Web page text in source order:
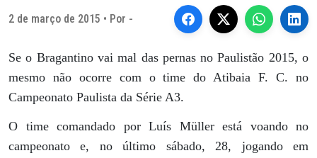
2 de março de 2015 • Por -
Se o Bragantino vai mal das pernas no Paulistão 2015, o
mesmo não ocorre com o time do Atibaia F. C. no
Campeonato Paulista da Série A3.
O time comandado por Luís Müller está voando no
campeonato e, no último sábado, 28, jogando em